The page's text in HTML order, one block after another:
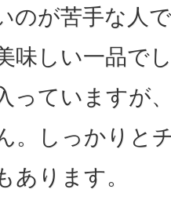
のが苦手な人
味しい一品で
っていますが
。しっかりと
あります。